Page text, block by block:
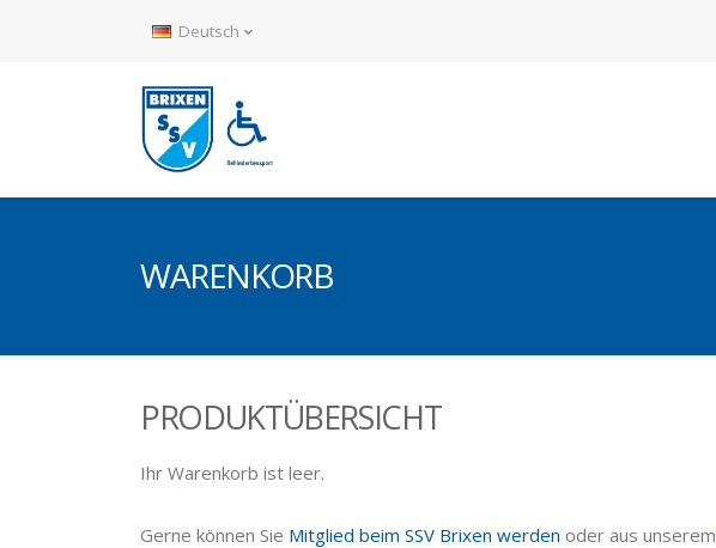
Deutsch
WARENKORB
PRODUKTÜBERSICHT
Ihr Warenkorb ist leer.
Gerne können Sie Mitglied beim SSV Brixen werden oder aus unserem